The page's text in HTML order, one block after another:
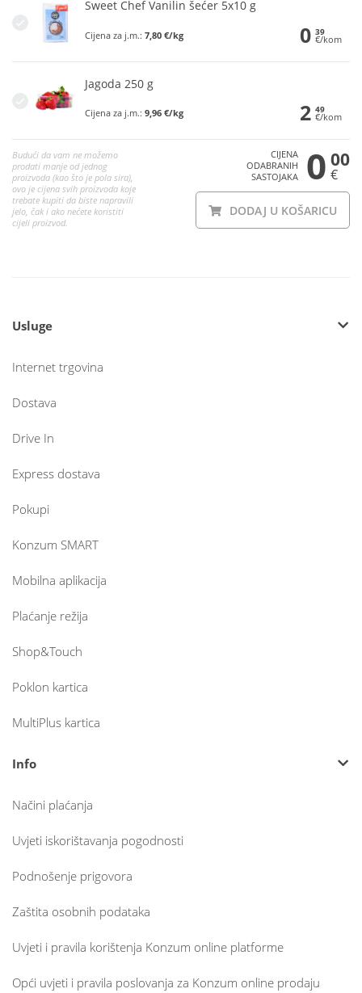
Sweet Chef Vanilin šećer 5x10 g
Cijena za j.m.: 7,80 €/kg 0 39
€/kom
Jagoda 250 g
Cijena za j.m.: 9,96 €/kg 2 49
€/kom
Budući da vam ne možemo
prodati manje od jednog
proizvoda (kao što je pola sira),
ovo je cijena svih proizvoda koje
trebate kupiti da biste napravili
jelo, čak i ako nećete koristiti
cijeli proizvod.
CIJENA
ODABRANIH
SASTOJAKA
0 00
€
DODAJ U KOŠARICU
Usluge
Internet trgovina
Dostava
Drive In
Express dostava
Pokupi
Konzum SMART
Mobilna aplikacija
Plaćanje režija
Shop&Touch
Poklon kartica
MultiPlus kartica
Info
Načini plaćanja
Uvjeti iskorištavanja pogodnosti
Podnošenje prigovora
Zaštita osobnih podataka
Uvjeti i pravila korištenja Konzum online platforme
Opći uvjeti i pravila poslovanja za Konzum online prodaju